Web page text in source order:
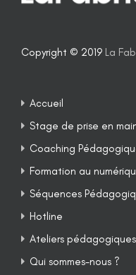
Copyright © 2019 La
Accueil
Stage de prise en
Coaching
Formation au
Séquences
Hotline
Ateliers pédagogiques
Qui sommes-nous ?